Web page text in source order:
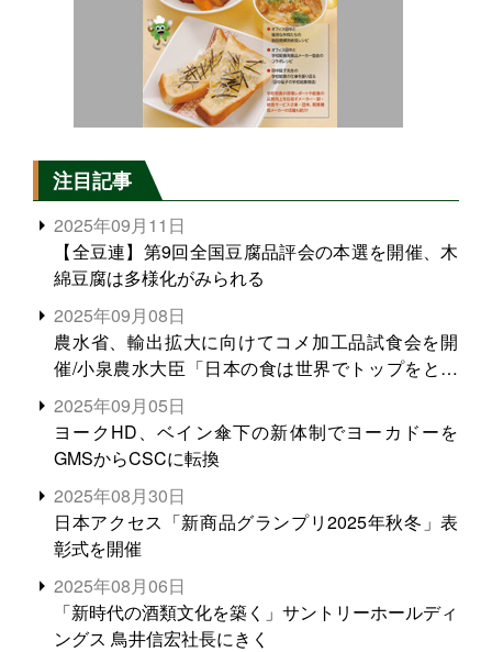
注目記事
2025年09月11日
【全豆連】第9回全国豆腐品評会の本選を開催、木
綿豆腐は多様化がみられる
2025年09月08日
農水省、輸出拡大に向けてコメ加工品試食会を開
催/小泉農水大臣「日本の食は世界でトップをとれ
る。米増産に向けて、米輸出需要の拡大を」
2025年09月05日
ヨークHD、ベイン傘下の新体制でヨーカドーを
GMSからCSCに転換
2025年08月30日
日本アクセス「新商品グランプリ2025年秋冬」表
彰式を開催
2025年08月06日
「新時代の酒類文化を築く」サントリーホールディ
ングス 鳥井信宏社長にきく